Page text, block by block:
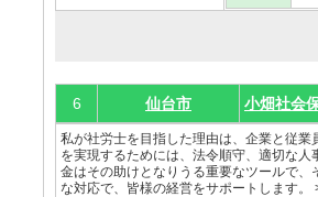
6 仙台市 小畑社会
私が社労士を目指した理由は、企業と従
を実現するためには、法令順守、適切な
金はその助けとなりうる重要なツールで
な対応で、皆様の経営をサポートします。